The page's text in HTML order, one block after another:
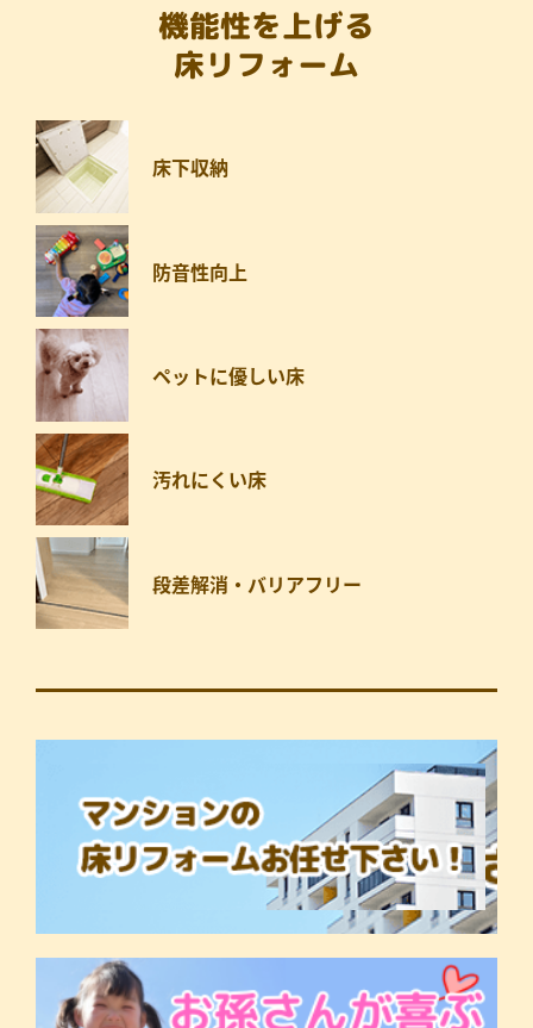
機能性を上げる
床リフォーム
床下収納
防音性向上
ペットに優しい床
汚れにくい床
段差解消・バリアフリー